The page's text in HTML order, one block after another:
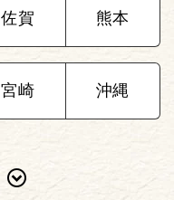
佐賀 熊本
宮崎 沖縄